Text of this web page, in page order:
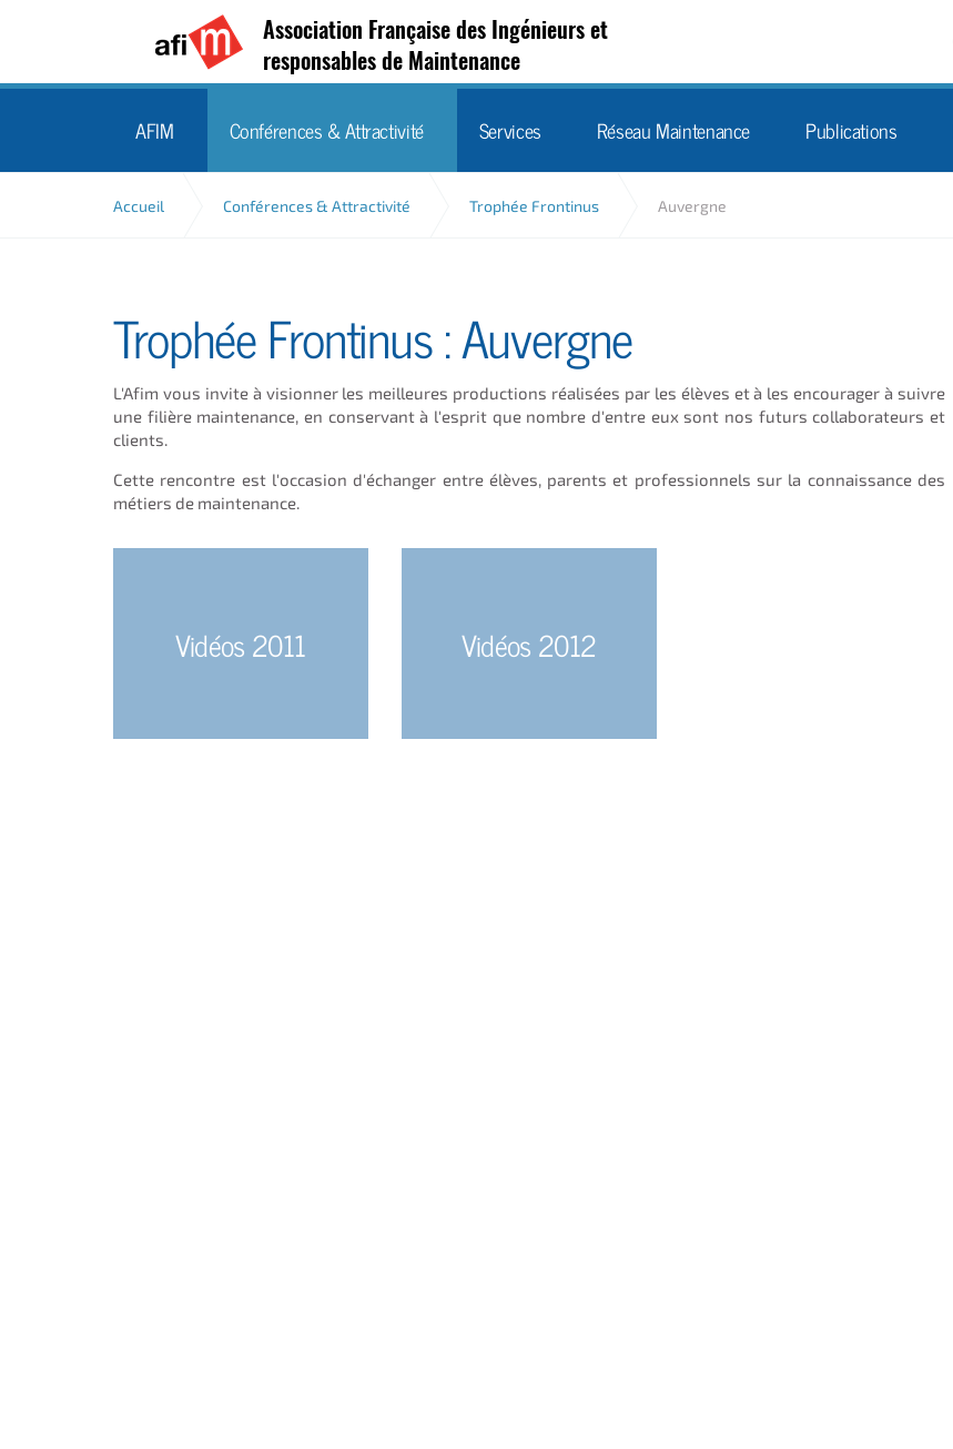
Association Française des Ingénieurs et
responsables de Maintenance
AFIM Conférences & Attractivité Services Réseau Maintenance Publications
Accueil Conférences & Attractivité Trophée Frontinus Auvergne
Trophée Frontinus : Auvergne
L'Afim vous invite à visionner les meilleures productions réalisées par les élèves et à les encourager à suivre
une filière maintenance, en conservant à l'esprit que nombre d'entre eux sont nos futurs collaborateurs et
clients.
Cette rencontre est l'occasion d'échanger entre élèves, parents et professionnels sur la connaissance des
métiers de maintenance.
Vidéos 2011 Vidéos 2012